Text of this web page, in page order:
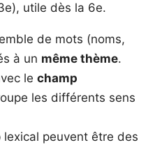
utile dès la 6e.
de mots (noms,
à un même thème.
le champ
les différents sens
peuvent être des